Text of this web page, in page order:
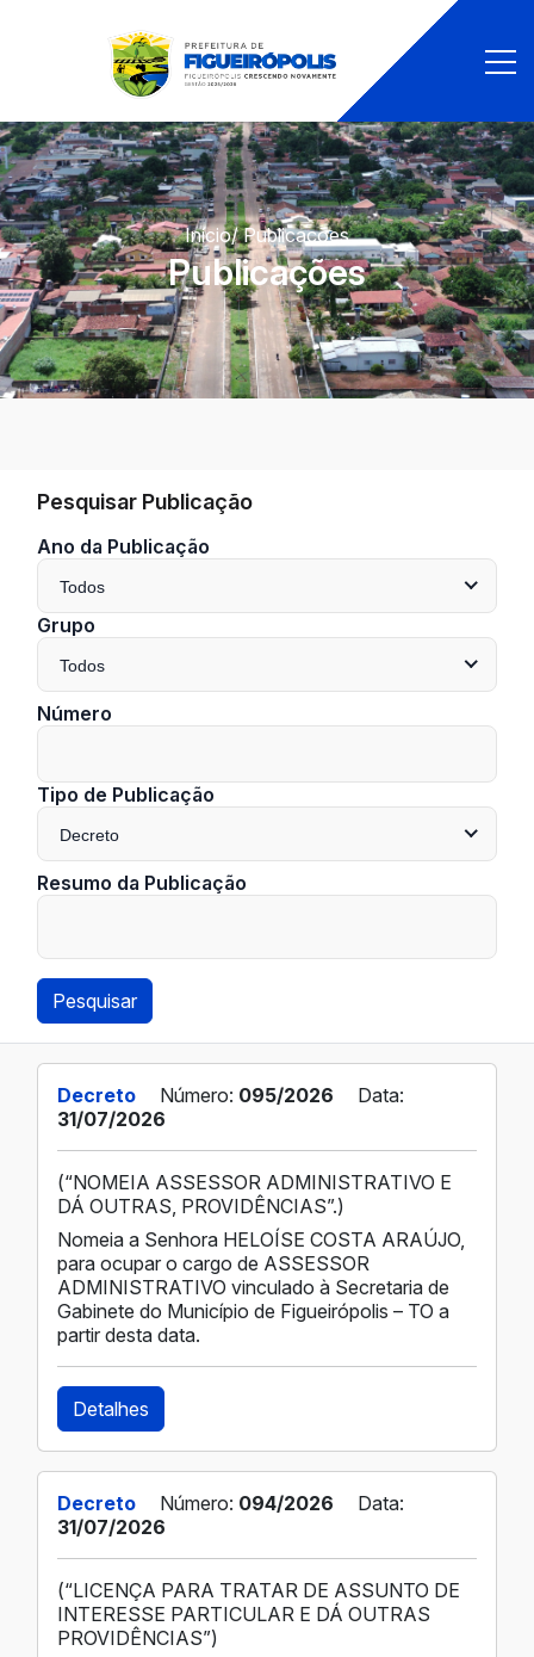
Início/ Publicações
Publicações
Pesquisar Publicação
Ano da Publicação
Todos
Grupo
Todos
Número
Tipo de Publicação
Decreto
Resumo da Publicação
Pesquisar
Decreto Número: 095/2026
Data:
31/07/2026
(“NOMEIA ASSESSOR ADMINISTRATIVO E
DÁ OUTRAS, PROVIDÊNCIAS”.)
Nomeia a Senhora HELOÍSE COSTA ARAÚJO,
para ocupar o cargo de ASSESSOR
ADMINISTRATIVO vinculado à Secretaria de
Gabinete do Município de Figueirópolis – TO a
partir desta data.
Detalhes
Decreto Número: 094/2026
Data:
31/07/2026
(“LICENÇA PARA TRATAR DE ASSUNTO DE
INTERESSE PARTICULAR E DÁ OUTRAS
PROVIDÊNCIAS”)